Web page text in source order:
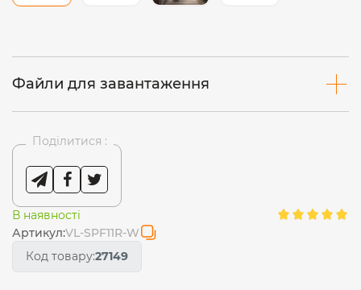
Файли для завантаження
Поділитися :
В наявності
Артикул:VL-SPF11R-W
Код товару:27149